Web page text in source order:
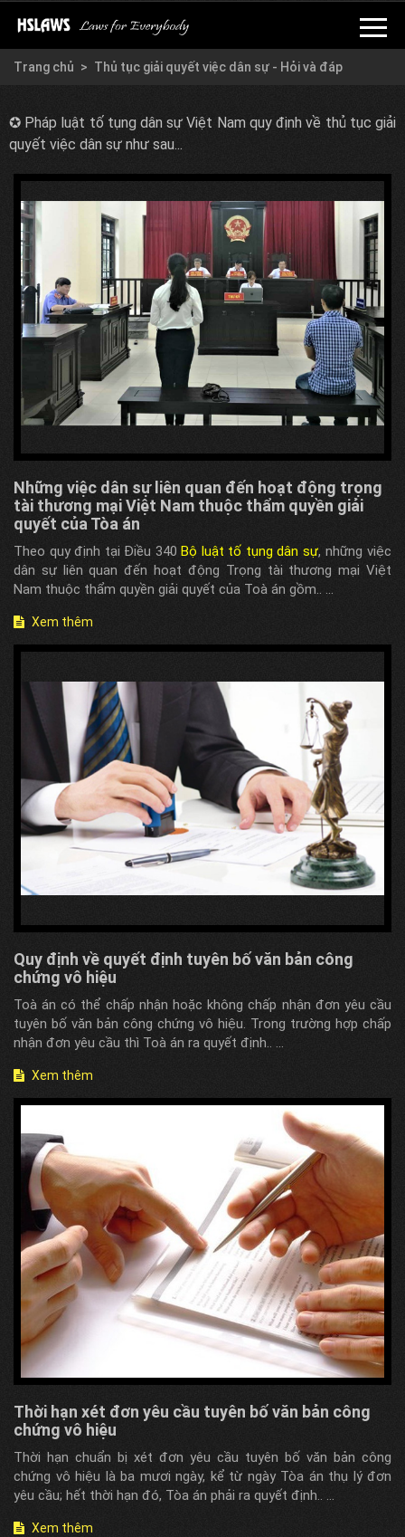
Trang chủ Thủ tục giải quyết việc dân sự - Hỏi và đáp
✪ Pháp luật tố tụng dân sự Việt Nam quy định về thủ tục giải
quyết việc dân sự như sau...
Những việc dân sự liên quan đến hoạt động trọng
tài thương mại Việt Nam thuộc thẩm quyền giải
quyết của Tòa án
Theo quy định tại Điều 340 Bộ luật tố tụng dân sự, những việc
dân sự liên quan đến hoạt động Trọng tài thương mại Việt
Nam thuộc thẩm quyền giải quyết của Toà án gồm.. ...
Xem thêm
Quy định về quyết định tuyên bố văn bản công
chứng vô hiệu
Toà án có thể chấp nhận hoặc không chấp nhận đơn yêu cầu
tuyên bố văn bản công chứng vô hiệu. Trong trường hợp chấp
nhận đơn yêu cầu thì Toà án ra quyết định.. ...
Xem thêm
Thời hạn xét đơn yêu cầu tuyên bố văn bản công
chứng vô hiệu
Thời hạn chuẩn bị xét đơn yêu cầu tuyên bố văn bản công
chứng vô hiệu là ba mươi ngày, kể từ ngày Tòa án thụ lý đơn
yêu cầu; hết thời hạn đó, Tòa án phải ra quyết định.. ...
Xem thêm